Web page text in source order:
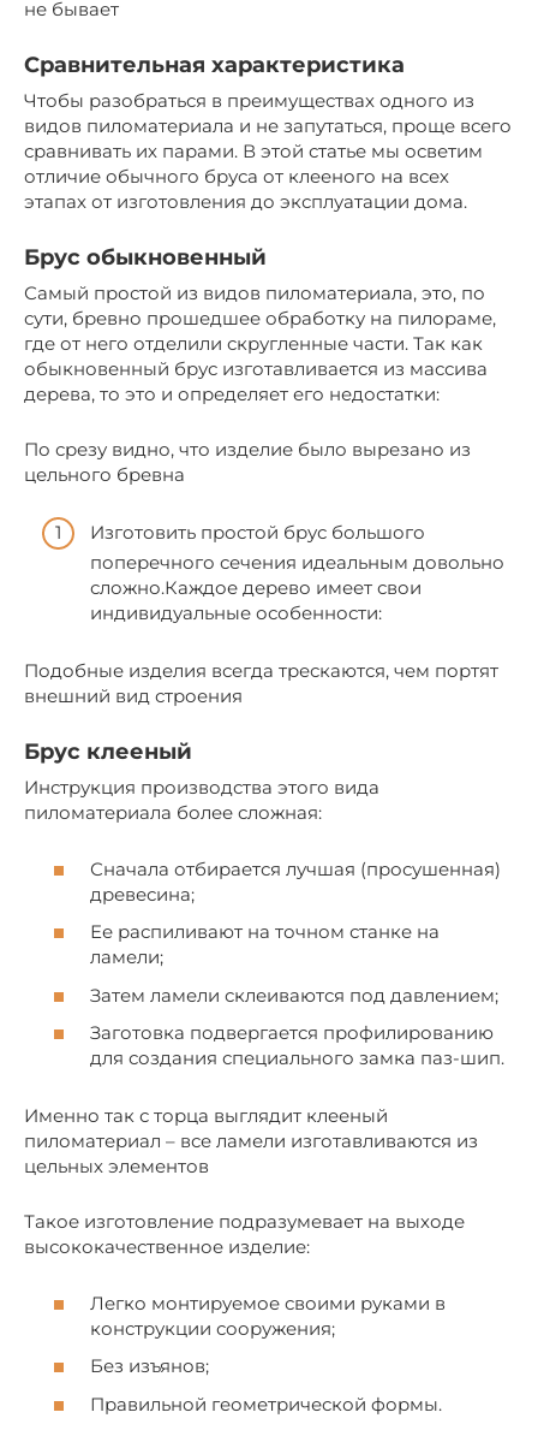
не бывает
Сравнительная характеристика
Чтобы разобраться в преимуществах одного из
видов пиломатериала и не запутаться, проще всего
сравнивать их парами. В этой статье мы осветим
отличие обычного бруса от клееного на всех
этапах от изготовления до эксплуатации дома.
Брус обыкновенный
Самый простой из видов пиломатериала, это, по
сути, бревно прошедшее обработку на пилораме,
где от него отделили скругленные части. Так как
обыкновенный брус изготавливается из массива
дерева, то это и определяет его недостатки:
По срезу видно, что изделие было вырезано из
цельного бревна
Изготовить простой брус большого
поперечного сечения идеальным довольно
сложно.Каждое дерево имеет свои
индивидуальные особенности:
Подобные изделия всегда трескаются, чем портят
внешний вид строения
Брус клееный
Инструкция производства этого вида
пиломатериала более сложная:
Сначала отбирается лучшая (просушенная)
древесина;
Ее распиливают на точном станке на
ламели;
Затем ламели склеиваются под давлением;
Заготовка подвергается профилированию
для создания специального замка паз-шип.
Именно так с торца выглядит клееный
пиломатериал – все ламели изготавливаются из
цельных элементов
Такое изготовление подразумевает на выходе
высококачественное изделие:
Легко монтируемое своими руками в
конструкции сооружения;
Без изъянов;
Правильной геометрической формы.